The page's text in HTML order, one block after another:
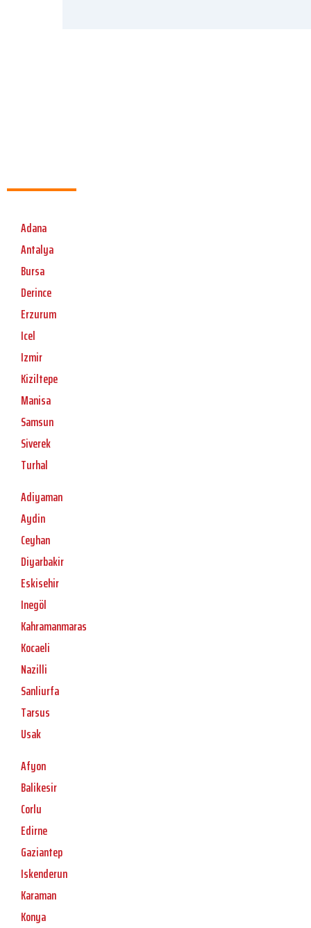
Adana
Antalya
Bursa
Derince
Erzurum
Icel
Izmir
Kiziltepe
Manisa
Samsun
Siverek
Turhal
Adiyaman
Aydin
Ceyhan
Diyarbakir
Eskisehir
Inegöl
Kahramanmaras
Kocaeli
Nazilli
Sanliurfa
Tarsus
Usak
Afyon
Balikesir
Corlu
Edirne
Gaziantep
Iskenderun
Karaman
Konya